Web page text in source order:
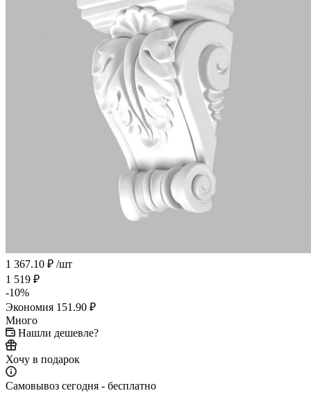
1 367.10 ₽ /шт
1 519 ₽
-10%
Экономия 151.90 ₽
Много
Нашли дешевле?
Хочу в подарок
Самовывоз сегодня - бесплатно